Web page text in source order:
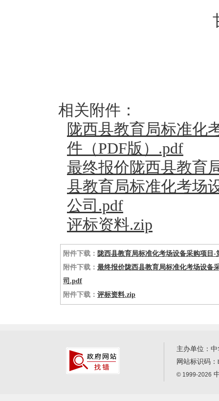
相关附件：
陇西县教育局标准化
件（PDF版）.pdf
最终报价陇西县教育
县教育局标准化考场
公司.pdf
评标资料.zip
附件下载： 陇西县教育局标准化考场设备采购项目
附件下载： 最终报价陇西县教育局标准化考场设备
司.pdf
附件下载： 评标资料.zip
主办单位：
网站标识码：
© 1999-2026